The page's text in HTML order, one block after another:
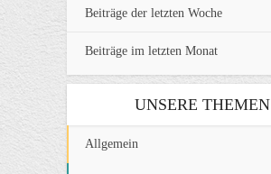
Beiträge der letzten Woche
Beiträge im letzten Monat
UNSERE THEMEN
Allgemein